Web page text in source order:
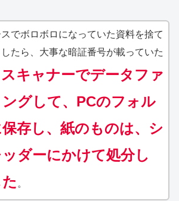
でボロボロになっていた資料を捨て
たら、大事な暗証番号が載っていた
スキャナーでデータファ
グして、PCのフォル
存し、紙のものは、シ
ダーにかけて処分し
。